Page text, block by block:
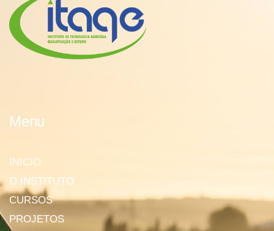
Menu
INICIO
O INSTITUTO
CURSOS
PROJETOS